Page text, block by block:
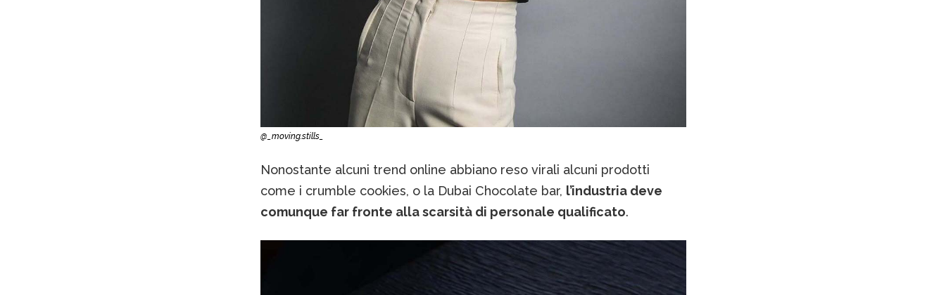
@_moving.stills_
Nonostante alcuni trend online abbiano reso virali alcuni prodotti
come i crumble cookies, o la Dubai Chocolate bar, l’industria deve
comunque far fronte alla scarsità di personale qualificato.